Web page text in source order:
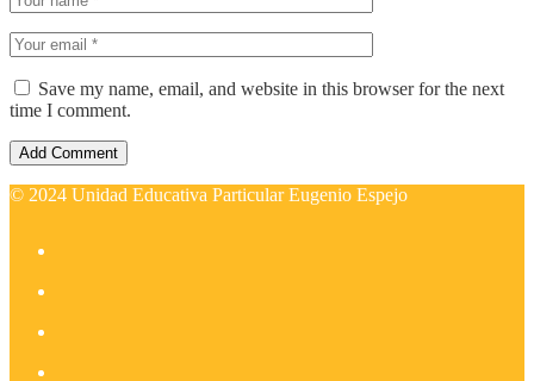
Save my name, email, and website in this browser for the next
time I comment.
© 2024 Unidad Educativa Particular Eugenio Espejo